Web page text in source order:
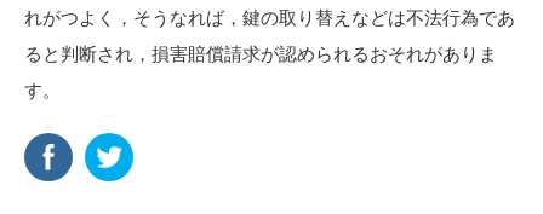
れがつよく，そうなれば，鍵の取り替えなどは不法行為であ
ると判断され，損害賠償請求が認められるおそれがありま
す。